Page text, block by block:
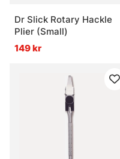
Dr Slick Rotary Hackle
Plier (Small)
149 kr